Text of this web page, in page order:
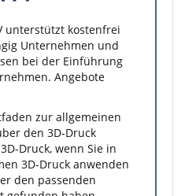
unterstützt kostenfrei
Unternehmen und
bei der Einführung
Angebote
zur allgemeinen
den 3D-Druck
Druck, wenn Sie in
3D-Druck anwenden
den passenden